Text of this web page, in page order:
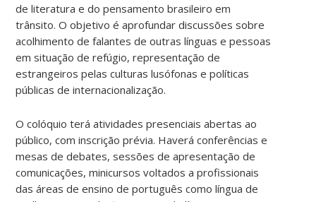
de literatura e do pensamento brasileiro em
trânsito. O objetivo é aprofundar discussões sobre
acolhimento de falantes de outras línguas e pessoas
em situação de refúgio, representação de
estrangeiros pelas culturas lusófonas e políticas
públicas de internacionalização.
O colóquio terá atividades presenciais abertas ao
público, com inscrição prévia. Haverá conferências e
mesas de debates, sessões de apresentação de
comunicações, minicursos voltados a profissionais
das áreas de ensino de português como língua de